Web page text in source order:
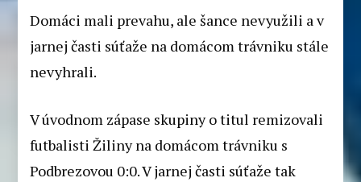
Domáci mali prevahu, ale šance nevyužili a v
jarnej časti súťaže na domácom trávniku stále
nevyhrali.
V úvodnom zápase skupiny o titul remizovali
futbalisti Žiliny na domácom trávniku s
Podbrezovou 0:0. V jarnej časti súťaže tak